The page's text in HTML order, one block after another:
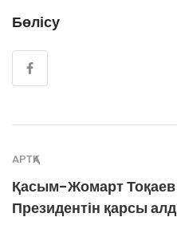
Бөлісу
АРТҚА
Қасым-Жомарт Тоқаев
Президентін қарсы